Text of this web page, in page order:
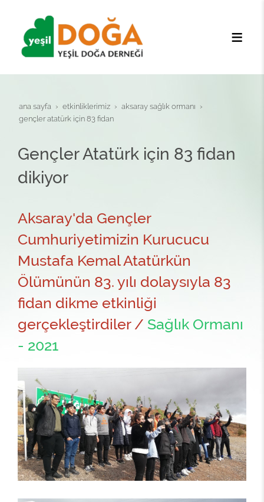
ana sayfa etki̇nli̇kleri̇mi̇z
aksaray sağlik ormani
gençler atatürk için 83 fidan
Gençler Atatürk için 83 fidan
dikiyor
Aksaray'da Gençler
Cumhuriyetimizin Kurucucu
Mustafa Kemal Atatürkün
Ölümünün 83. yılı dolaysıyla 83
fidan dikme etkinliği
gerçekleştirdiler / Sağlık Ormanı
- 2021